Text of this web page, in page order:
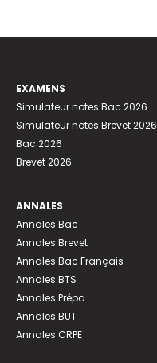
EXAMENS
Simulateur notes Bac 2026
Simulateur notes Brevet 2026
Bac 2026
Brevet 2026
ANNALES
Annales Bac
Annales Brevet
Annales Bac Français
Annales BTS
Annales Prépa
Annales BUT
Annales CRPE